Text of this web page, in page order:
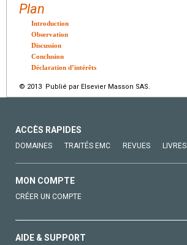
Plan
Introduction
Observation
Discussion
Conclusion
Déclaration d’intérêts
© 2013 Publié par Elsevier Masson SAS.
ACCÈS RAPIDES
DOMAINES TRAITÉS EMC REVUES LIVRES
MON COMPTE
CRÉER UN COMPTE
AIDE & SUPPORT